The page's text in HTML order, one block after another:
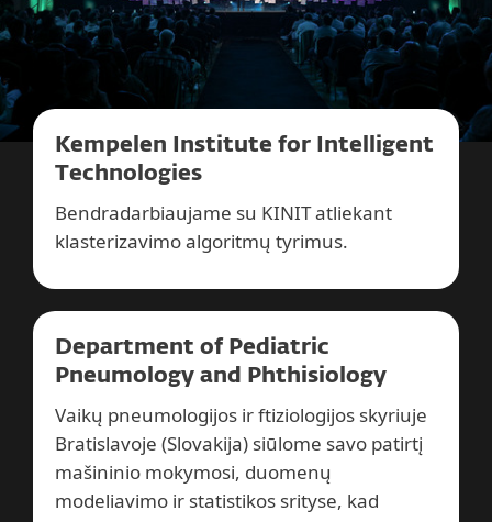
Kempelen Institute for Intelligent
Technologies
Bendradarbiaujame su KINIT atliekant
klasterizavimo algoritmų tyrimus.
Department of Pediatric
Pneumology and Phthisiology
Vaikų pneumologijos ir ftiziologijos skyriuje
Bratislavoje (Slovakija) siūlome savo patirtį
mašininio mokymosi, duomenų
modeliavimo ir statistikos srityse, kad